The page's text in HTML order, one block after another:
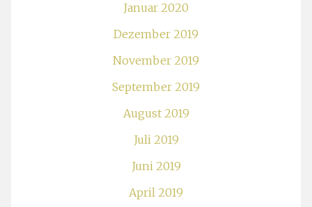
Januar 2020
Dezember 2019
November 2019
September 2019
August 2019
Juli 2019
Juni 2019
April 2019